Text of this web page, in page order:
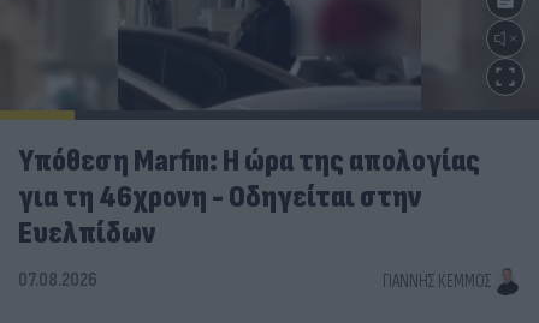
Υπόθεση Marfin: Η ώρα της απολογίας
για τη 46χρονη - Οδηγείται στην
Ευελπίδων
07.08.2026 ΓΙΆΝΝΗΣ ΚΈΜΜΟΣ